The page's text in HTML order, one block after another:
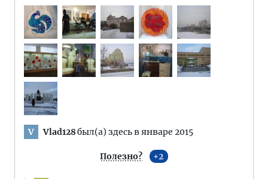
V Vlad128был(а) здесь в январе 2015
Полезно? 2